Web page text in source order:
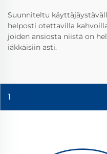
Suunniteltu
helposti otettavilla
joiden ansiosta niistä on
iäkkäisiin asti.
1